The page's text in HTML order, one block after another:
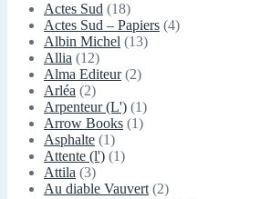
Actes Sud (18)
Actes Sud – Papiers (4)
Albin Michel (13)
Allia (12)
Alma Editeur(2)
Arléa (2)
Arpenteur (L') (1)
Arrow Books (1)
Asphalte (1)
Attente (l') (1)
Attila (3)
Au diable Vauvert(2)